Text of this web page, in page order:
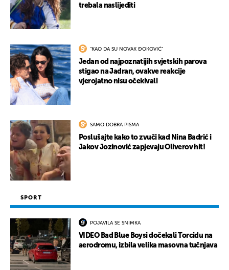
trebala naslijediti
"KAO DA SU NOVAK ĐOKOVIĆ"
Jedan od najpoznatijih svjetskih parova
stigao na Jadran, ovakve reakcije
vjerojatno nisu očekivali
SAMO DOBRA PISMA
Poslušajte kako to zvuči kad Nina Badrić i
Jakov Jozinović zapjevaju Oliverov hit!
SPORT
POJAVILA SE SNIMKA
VIDEO Bad Blue Boysi dočekali Torcidu na
aerodromu, izbila velika masovna tučnjava
UKLJUČITE NOTIFIKACIJE